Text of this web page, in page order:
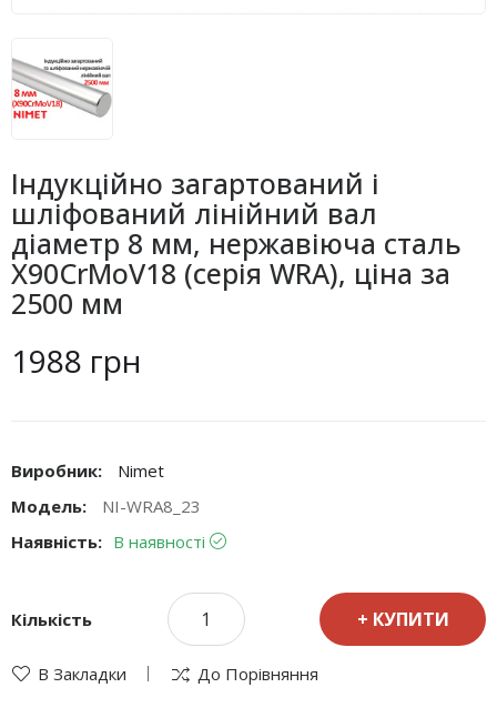
Індукційно загартований і
шліфований лінійний вал
діаметр 8 мм, нержавіюча сталь
X90CrMoV18 (серія WRA), ціна за
2500 мм
1988 грн
Виробник:
Nimet
Модель:
NI-WRA8_23
Наявність: В наявності
Кількість КУПИТИ
В Закладки До Порівняння